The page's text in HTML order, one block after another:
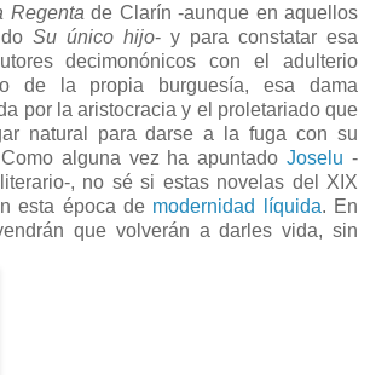
Regenta de Clarín -aunque en aquellos
Su único hijo- y para constatar esa
decimonónicos con el adulterio
de la propia burguesía, esa dama
por la aristocracia y el proletariado que
natural para darse a la fuga con su
alguna vez ha apuntadoJoselu -
, no sé si estas novelas del XIX
esta época de modernidad líquida. En
que volverán a darles vida, sin